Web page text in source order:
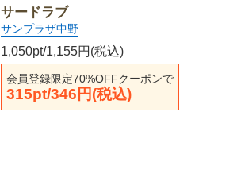
サードラブ
サンプラザ中野
1,050pt/1,155円(税込)
会員登録限定70%OFFクーポンで
315pt/346円(税込)